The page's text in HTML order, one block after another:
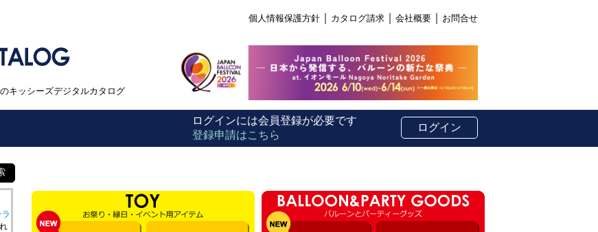
個人情報保護方針 カタログ請求 会社概要 お問合せ
キッシーズデジタルカタログ
ログインには会員登録が必要です
登録申請はこちら
ログイン